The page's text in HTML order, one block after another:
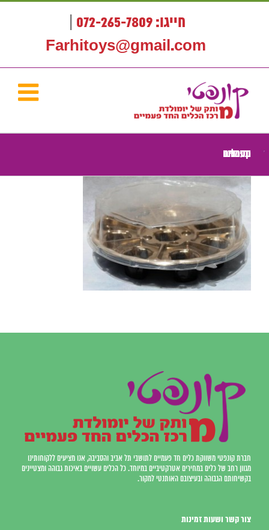
דלג
חייגו: 072-265-7809
Farhitoys@gmail.com
קערות ומיכלים חד פעמיים
חברת קונפטי משווקת כלים חד פעמיים לתושבי תל אביב והסביבה, אנו מציעים ללקוחותינו
מגוון רחב של כלים במחירים אטרקטיביים במיוחד. כל הכלים עשויים באיכות גבוהה ומצטיינים
בקשיחותם הגבוהה ובעיצובם האותנטי למקור.
צור קשר ושעות זמינות